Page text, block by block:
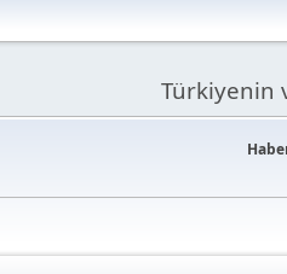
Türkiyenin